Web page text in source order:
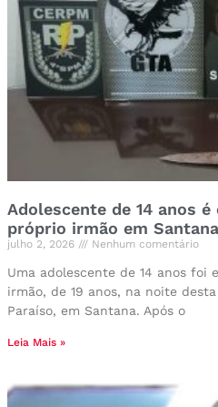
Adolescente de 14 anos é
próprio irmão em Santana
julho 2, 2026 Nenhum comentário
Uma adolescente de 14 anos foi
irmão, de 19 anos, na noite
Paraíso, em Santana. Após o
Leia Mais »